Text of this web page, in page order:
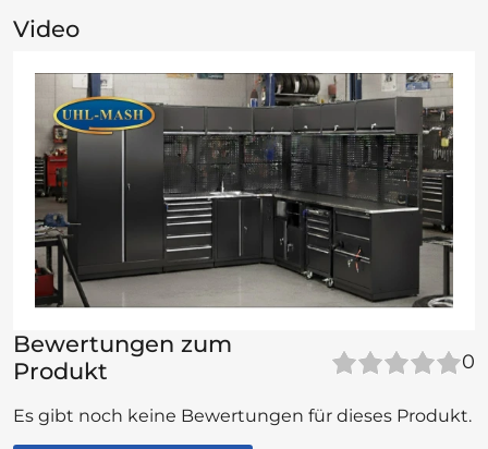
Video
Bewertungen zum
Produkt
0
Es gibt noch keine Bewertungen für dieses Produkt.